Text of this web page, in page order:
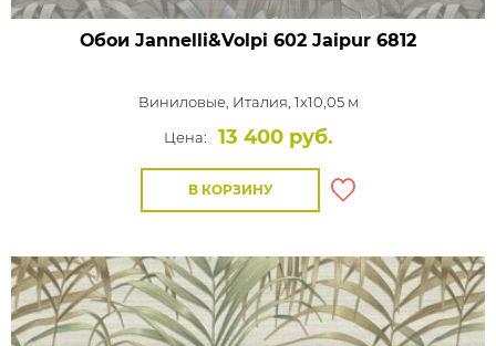
Обои Jannelli&Volpi 602 Jaipur 6812
Виниловые, Италия, 1x10,05 м
Цена:
13 400 руб.
В КОРЗИНУ